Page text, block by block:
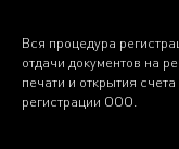
Вся процедура
отдачи документов на
печати и открытия
регистрации ООО.